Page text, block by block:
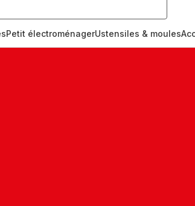
Petit électroménagerUstensiles & moules